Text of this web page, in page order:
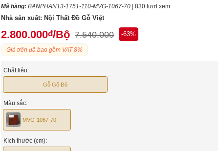
Mã hàng:BANPHAN13-1751-110-MVG-1067-70 | 830 lượt xem
Nhà sản xuất: Nội Thất Đồ Gỗ Việt
2.800.000đ/Bộ 7.540.000 -63%
Giá trên đã bao gồm VAT 8%
Chất liệu:
Gỗ Gõ Đỏ
Màu sắc:
MVG-1067-70
Kích thước (cm):